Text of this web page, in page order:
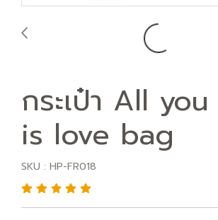
กระเป๋า All
is love bag
SKU : HP-FR018